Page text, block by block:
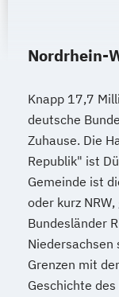
Nordrhein-
Knapp 17,7
deutsche
Zuhause. Die
Republik" ist
Gemeinde ist
oder kurz
Bundesländer
Niedersachsen
Grenzen mit
Geschichte